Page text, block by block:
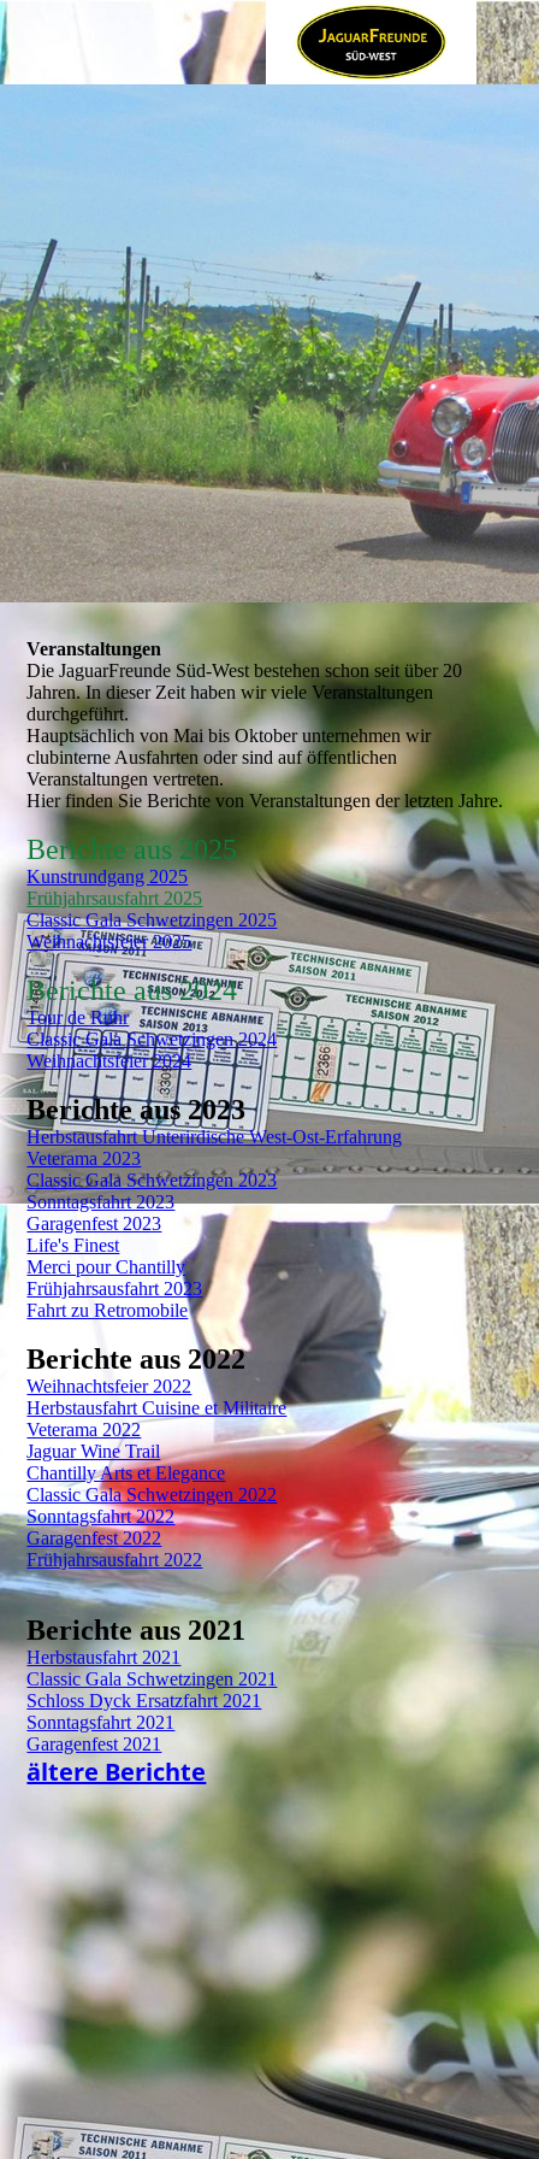
Veranstaltungen
Die JaguarFreunde Süd-West bestehen schon seit über 20
Jahren. In dieser Zeit haben wir viele Veranstaltungen
durchgeführt.
Hauptsächlich von Mai bis Oktober unternehmen wir
clubinterne Ausfahrten oder sind auf öffentlichen
Veranstaltungen vertreten.
Hier finden Sie Berichte von Veranstaltungen der letzten Jahre.
Berichte aus 2025
Kunstrundgang 2025
Frühjahrsausfahrt 2025
Classic Gala Schwetzingen 2025
Weihnachtsfeier 2025
Berichte aus 2024
Tour de Ruhr
Classic Gala Schwetzingen 2024
Weihnachtsfeier 2024
Berichte aus 2023
Herbstausfahrt Unterirdische West-Ost-Erfahrung
Veterama 2023
Classic Gala Schwetzingen 2023
Sonntagsfahrt 2023
Garagenfest 2023
Life's Finest
Merci pour Chantilly
Frühjahrsausfahrt 2023
Fahrt zu Retromobile
Berichte aus 2022
Weihnachtsfeier 2022
Herbstausfahrt Cuisine et Militaire
Veterama 2022
Jaguar Wine Trail
Chantilly Arts et Elegance
Classic Gala Schwetzingen 2022
Sonntagsfahrt 2022
Garagenfest 2022
Frühjahrsausfahrt 2022
Berichte aus 2021
Herbstausfahrt 2021
Classic Gala Schwetzingen 2021
Schloss Dyck Ersatzfahrt 2021
Sonntagsfahrt 2021
Garagenfest 2021
ältere Berichte